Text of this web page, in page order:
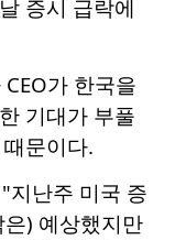
증시 급락에
가 한국을
기대가 부풀
문이다.
지난주 미국 증
) 예상했지만